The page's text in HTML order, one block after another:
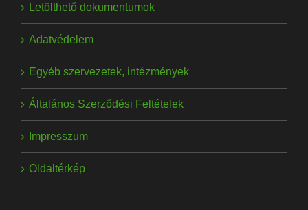
Letölthető dokumentumok
Adatvédelem
Egyéb szervezetek, intézmények
Általános Szerződési Feltételek
Impresszum
Oldaltérkép